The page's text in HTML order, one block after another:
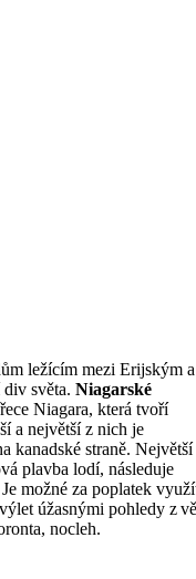
ležícím mezi Erijským a
světa. Niagarské
Niagara, která tvoří
a největší z nich je
kanadské straně. Největší
plavba lodí, následuje
možné za poplatek
úžasnými pohledy z
nocleh.